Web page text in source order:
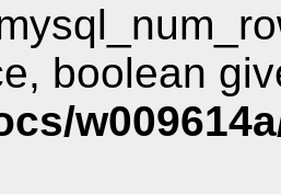
boolean